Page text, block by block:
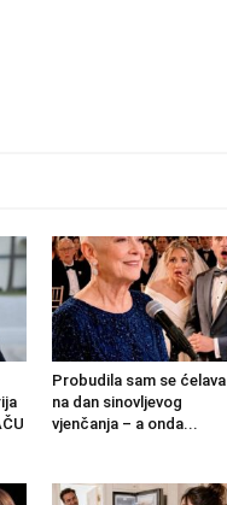
Probudila sam se ćelava
na dan sinovljevog
vjenčanja – a onda...